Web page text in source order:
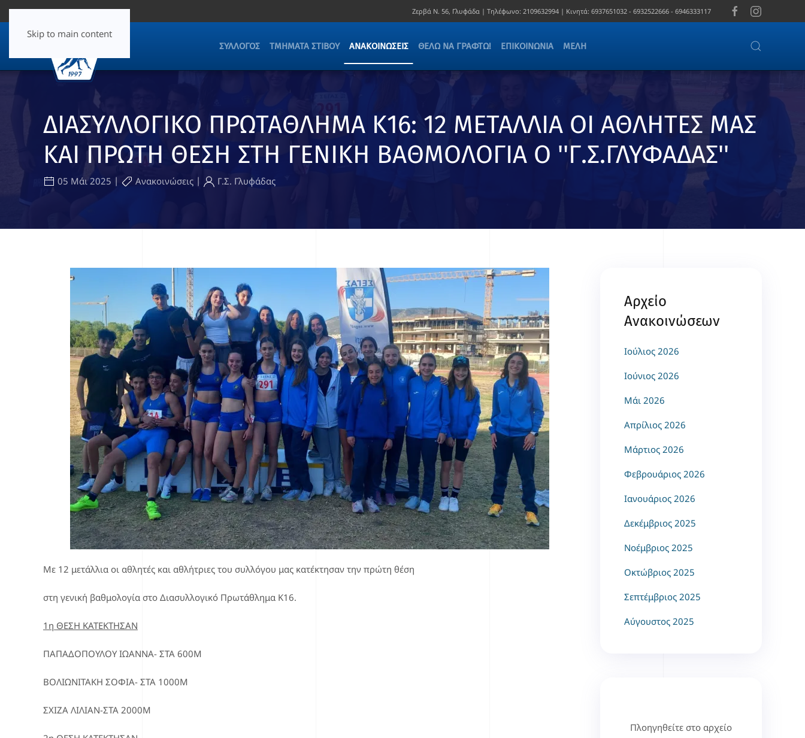
Skip to main content
Ζερβά Ν. 56, Γλυφάδα | Τηλέφωνο: 2109632994 | Κινητά: 6937651032 - 6932522666 - 6946333117
ΣΎΛΛΟΓΟΣ ΤΜΉΜΑΤΑ ΣΤΊΒΟΥ ΑΝΑΚΟΙΝΏΣΕΙΣ ΘΈΛΩ ΝΑ ΓΡΑΦΤΏ! ΕΠΙΚΟΙΝΩΝΊΑ ΜΈΛΗ
ΔΙΑΣΥΛΛΟΓΙΚΟ ΠΡΩΤΑΘΛΗΜΑ Κ16: 12 ΜΕΤΑΛΛΙΑ ΟΙ ΑΘΛΗΤΕΣ ΜΑΣ
ΚΑΙ ΠΡΩΤΗ ΘΕΣΗ ΣΤΗ ΓΕΝΙΚΗ ΒΑΘΜΟΛΟΓΙΑ Ο ''Γ.Σ.ΓΛΥΦΑΔΑΣ''
05 Μάι 2025 | Ανακοινώσεις | Γ.Σ. Γλυφάδας
Με 12 μετάλλια οι αθλητές και αθλήτριες του συλλόγου μας κατέκτησαν την πρώτη θέση
στη γενική βαθμολογία στο Διασυλλογικό Πρωτάθλημα Κ16.
1η ΘΕΣΗ ΚΑΤΕΚΤΗΣΑΝ
ΠΑΠΑΔΟΠΟΥΛΟΥ ΙΩΑΝΝΑ- ΣΤΑ 600Μ
ΒΟΛΙΩΝΙΤΑΚΗ ΣΟΦΙΑ- ΣΤΑ 1000Μ
ΣΧΙΖΑ ΛΙΛΙΑΝ-ΣΤΑ 2000Μ
Αρχείο
Ανακοινώσεων
Ιούλιος 2026
Ιούνιος 2026
Μάι 2026
Απρίλιος 2026
Μάρτιος 2026
Φεβρουάριος 2026
Ιανουάριος 2026
Δεκέμβριος 2025
Νοέμβριος 2025
Οκτώβριος 2025
Σεπτέμβριος 2025
Αύγουστος 2025
Πλοηγηθείτε στο αρχείο